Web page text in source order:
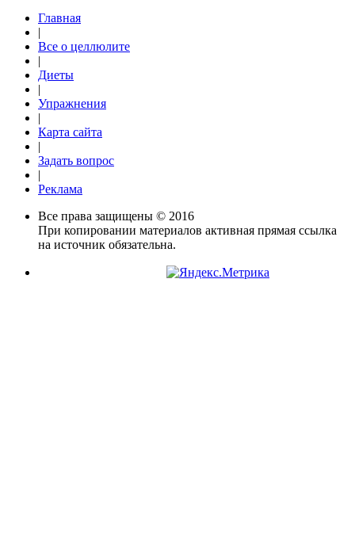
Главная
|
Все о целлюлите
|
Диеты
|
Упражнения
|
Карта сайта
|
Задать вопрос
|
Реклама
Все права защищены © 2016
При копировании материалов активная прямая ссылка
на источник обязательна.